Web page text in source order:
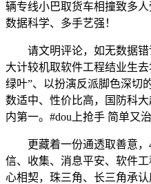
辆专线小巴取货车相撞致多
数据科学、多手艺强！
请文明评论，如无数据错
大计较机取软件工程结业生
绿叶”、以扮演反派脚色深切
数适中、性价比高，国防科
内第一。#dou上抢手 简单又
更藏着一份通透取善意，4
信、收集、消息平安、软件
心相契，珠三角、长三角承